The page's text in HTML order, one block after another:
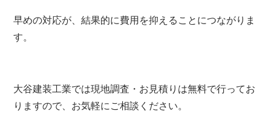
早めの対応が、結果的に費用を抑えることにつながりま
す。
大谷建装工業では現地調査・お見積りは無料で行ってお
りますので、お気軽にご相談ください。